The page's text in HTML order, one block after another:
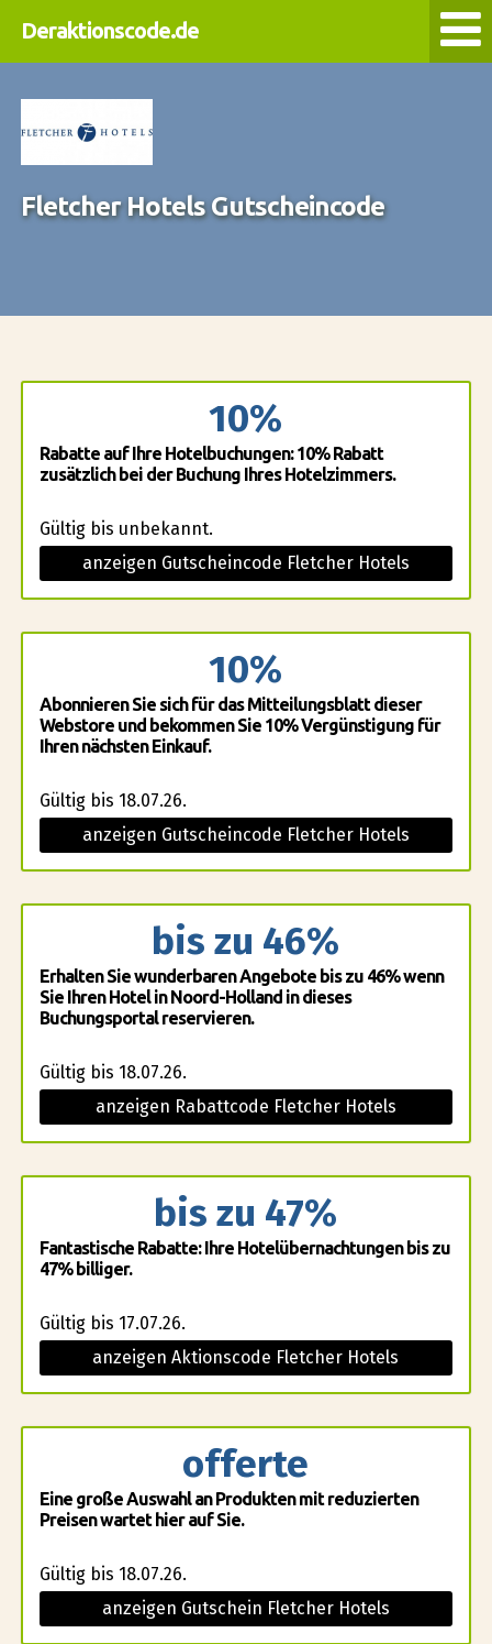
Deraktionscode.de
Fletcher Hotels Gutscheincode
10%
Rabatte auf Ihre Hotelbuchungen: 10% Rabatt
zusätzlich bei der Buchung Ihres Hotelzimmers.
Gültig bis unbekannt.
anzeigen Gutscheincode Fletcher Hotels
10%
Abonnieren Sie sich für das Mitteilungsblatt dieser
Webstore und bekommen Sie 10% Vergünstigung für
Ihren nächsten Einkauf.
Gültig bis 18.07.26.
anzeigen Gutscheincode Fletcher Hotels
bis zu 46%
Erhalten Sie wunderbaren Angebote bis zu 46% wenn
Sie Ihren Hotel in Noord-Holland in dieses
Buchungsportal reservieren.
Gültig bis 18.07.26.
anzeigen Rabattcode Fletcher Hotels
bis zu 47%
Fantastische Rabatte: Ihre Hotelübernachtungen bis zu
47% billiger.
Gültig bis 17.07.26.
anzeigen Aktionscode Fletcher Hotels
offerte
Eine große Auswahl an Produkten mit reduzierten
Preisen wartet hier auf Sie.
Gültig bis 18.07.26.
anzeigen Gutschein Fletcher Hotels